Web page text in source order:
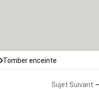
Tomber enceinte
Sujet Suivant